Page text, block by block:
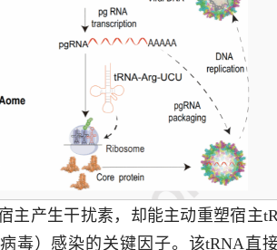
主产生干扰素，却能主动重塑宿主
毒）感染的关键因子。该tRNA直